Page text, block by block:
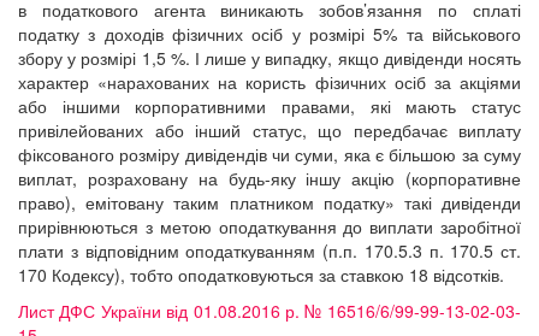
в податкового агента виникають зобов’язання по сплаті
податку з доходів фізичних осіб у розмірі 5% та військового
збору у розмірі 1,5 %. І лише у випадку, якщо дивіденди носять
характер «нарахованих на користь фізичних осіб за акціями
або іншими корпоративними правами, які мають статус
привілейованих або інший статус, що передбачає виплату
фіксованого розміру дивідендів чи суми, яка є більшою за суму
виплат, розраховану на будь-яку іншу акцію (корпоративне
право), емітовану таким платником податку» такі дивіденди
прирівнюються з метою оподаткування до виплати заробітної
плати з відповідним оподаткуванням (п.п. 170.5.3 п. 170.5 ст.
170 Кодексу), тобто оподатковуються за ставкою 18 відсотків.
Лист ДФС України від 01.08.2016 р. № 16516/6/99-99-13-02-03-